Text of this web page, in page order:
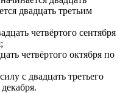
двадцать третьим
четвёртого сентября
четвёртого октября по
с двадцать третьего